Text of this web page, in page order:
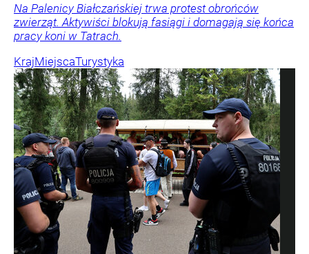
Na Palenicy Białczańskiej trwa protest obrońców
zwierząt. Aktywiści blokują fasiągi i domagają się końca
pracy koni w Tatrach.
KrajMiejscaTurystyka